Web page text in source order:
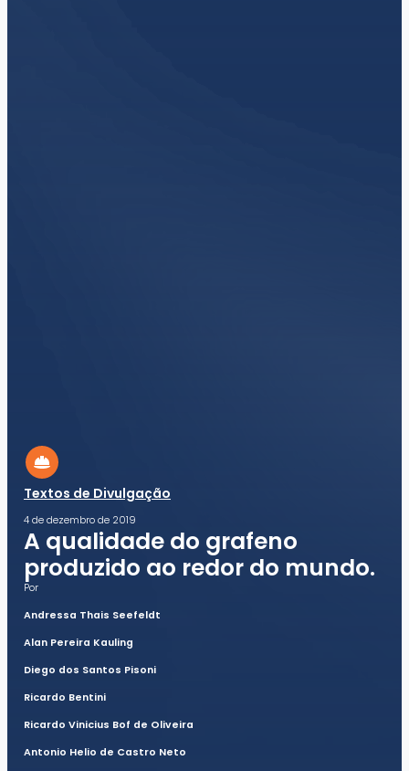
Textos de Divulgação
4 de dezembro de 2019
A qualidade do grafeno
produzido ao redor do mundo.
Por
Andressa Thais Seefeldt
Alan Pereira Kauling
Diego dos Santos Pisoni
Ricardo Bentini
Ricardo Vinicius Bof de Oliveira
Antonio Helio de Castro Neto